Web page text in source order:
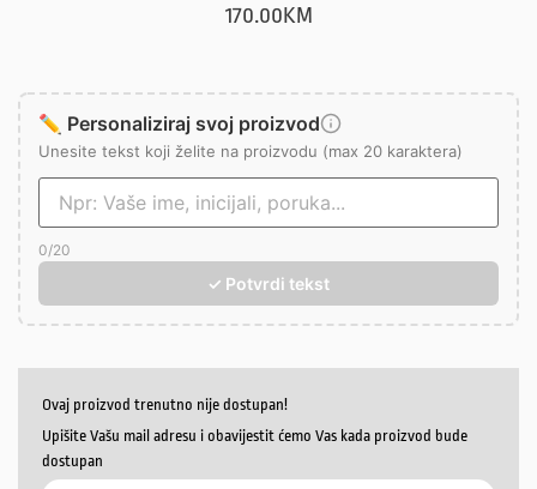
170.00KM
✏️ Personaliziraj svoj proizvod
Unesite tekst koji želite na proizvodu (max 20 karaktera)
0/20
✓ Potvrdi tekst
Ovaj proizvod trenutno nije dostupan!
Upišite Vašu mail adresu i obavijestit ćemo Vas kada proizvod bude
dostupan